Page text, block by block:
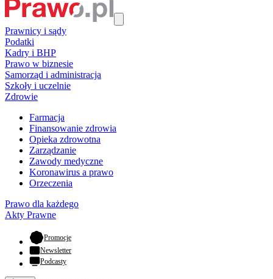
Prawnicy i sądy
Podatki
Kadry i BHP
Prawo w biznesie
Samorząd i administracja
Szkoły i uczelnie
Zdrowie
Farmacja
Finansowanie zdrowia
Opieka zdrowotna
Zarządzanie
Zawody medyczne
Koronawirus a prawo
Orzeczenia
Prawo dla każdego
Akty Prawne
Promocje- otwiera się w nowej karcie
Newsletter
Podcasty